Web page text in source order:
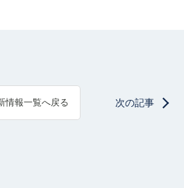
情報一覧へ戻る 次の記事